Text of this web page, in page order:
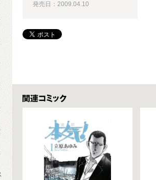
発売日：2009.04.10
関連コミックス